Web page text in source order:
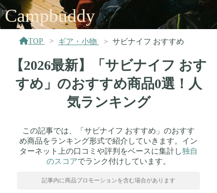
Campbuddy
TOP ギア・小物 サビナイフ おすすめ
【2026最新】「サビナイフ おす
すめ」のおすすめ商品0選！人
気ランキング
この記事では、「サビナイフ おすすめ」のおすす
め商品をランキング形式で紹介していきます。イン
ターネット上の口コミや評判をベースに集計し独自
のスコアでランク付けしています。
記事内に商品プロモーションを含む場合があります